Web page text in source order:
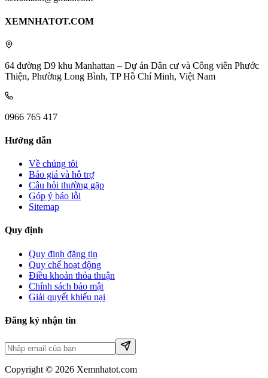
XEMNHATOT.COM
64 đường D9 khu Manhattan – Dự án Dân cư và Công viên Phước
Thiện, Phường Long Bình, TP Hồ Chí Minh, Việt Nam
0966 765 417
Hướng dẫn
Về chúng tôi
Báo giá và hỗ trợ
Câu hỏi thường gặp
Góp ý báo lỗi
Sitemap
Quy định
Quy định đăng tin
Quy chế hoạt động
Điều khoản thỏa thuận
Chính sách bảo mật
Giải quyết khiếu nại
Đăng ký nhận tin
Copyright © 2026 Xemnhatot.com